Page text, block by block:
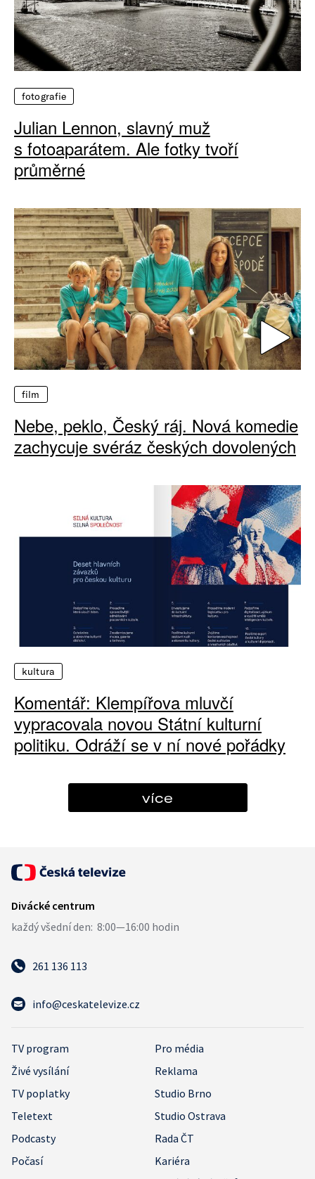
fotografie
Julian Lennon, slavný muž
s fotoaparátem. Ale fotky tvoří
průměrné
film
Nebe, peklo, Český ráj. Nová komedie
zachycuje svéráz českých dovolených
kultura
Komentář: Klempířova mluvčí
vypracovala novou Státní kulturní
politiku. Odráží se v ní nové pořádky
více
261 136 113
info@ceskatelevize.cz
TV program
Pro média
Živé vysílání
Reklama
TV poplatky
Studio Brno
Teletext
Studio Ostrava
Podcasty
Rada ČT
Počasí
Kariéra